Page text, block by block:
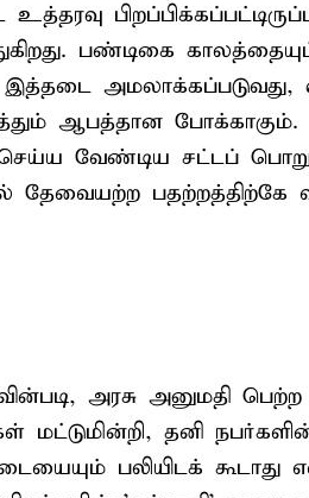
பண்டிகை
அமலாக்கப்படுவது,
ஆபத்தான போக்காகும்.
வேண்டிய சட்டப்
தேவையற்ற பதற்றத்திற்கே
அரசு அனுமதி
மட்டுமின்றி, தனி
பலியிடக் கூடாது